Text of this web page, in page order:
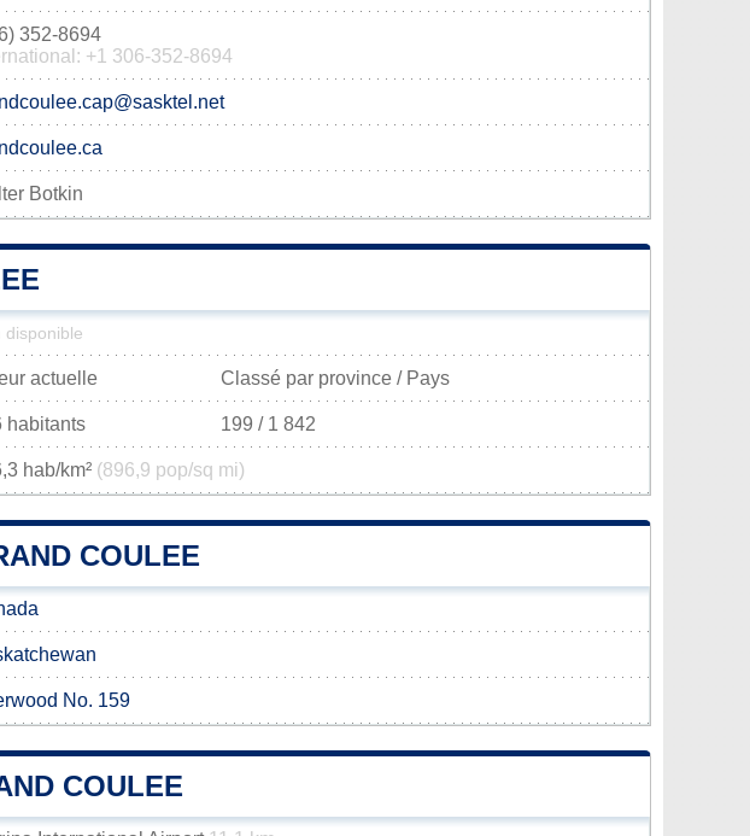
352-8694
+1 306-352-8694
Botkin
disponible
actuelle Classé par province / Pays
habitants 199 / 1 842
hab/km² (896,9 pop/sq mi)
COULEE
No. 159
COULEE